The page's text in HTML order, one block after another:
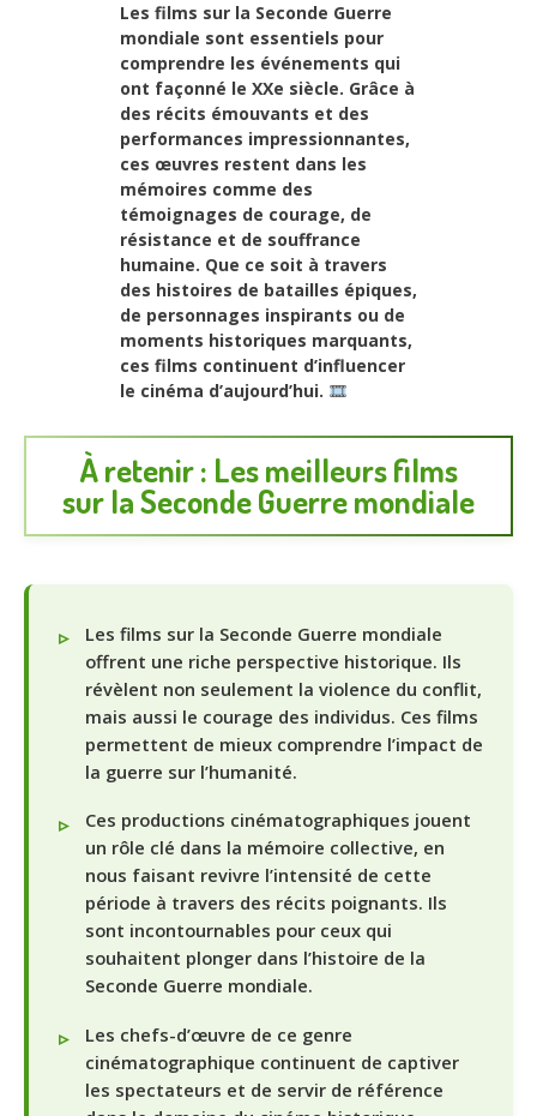
Les films sur la Seconde Guerre
mondiale sont essentiels pour
comprendre les événements qui
ont façonné le XXe siècle. Grâce à
des récits émouvants et des
performances impressionnantes,
ces œuvres restent dans les
mémoires comme des
témoignages de courage, de
résistance et de souffrance
humaine. Que ce soit à travers
des histoires de batailles épiques,
de personnages inspirants ou de
moments historiques marquants,
ces films continuent d’influencer
le cinéma d’aujourd’hui.
À retenir : Les meilleurs films
sur la Seconde Guerre mondiale
Les films sur la Seconde Guerre mondiale
offrent une riche perspective historique. Ils
révèlent non seulement la violence du conflit,
mais aussi le courage des individus. Ces films
permettent de mieux comprendre l’impact de
la guerre sur l’humanité.
Ces productions cinématographiques jouent
un rôle clé dans la mémoire collective, en
nous faisant revivre l’intensité de cette
période à travers des récits poignants. Ils
sont incontournables pour ceux qui
souhaitent plonger dans l’histoire de la
Seconde Guerre mondiale.
Les chefs-d’œuvre de ce genre
cinématographique continuent de captiver
les spectateurs et de servir de référence